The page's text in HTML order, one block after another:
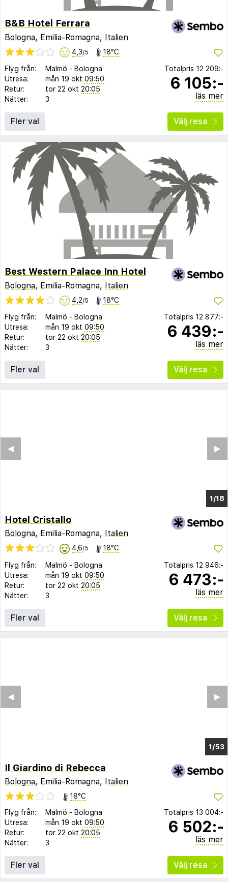
B&B Hotel Ferrara
Bologna, Emilia-Romagna, Italien
4,3/5 18°C
Flyg från: Malmö - Bologna
Utresa:
mån 19 okt 09:50
Retur:
tor 22 okt 20:05
Nätter:
3
Totalpris 12 209:-
6 105:-
läs mer
Fler val Välj resa
Best Western Palace Inn Hotel
Bologna, Emilia-Romagna, Italien
4,2/5 18°C
Flyg från: Malmö - Bologna
Utresa:
mån 19 okt 09:50
Retur:
tor 22 okt 20:05
Nätter:
3
Totalpris 12 877:-
6 439:-
läs mer
Fler val Välj resa
1/14
▶︎
◀︎
Hotel Cristallo
Bologna, Emilia-Romagna, Italien
4,6/5 18°C
Flyg från: Malmö - Bologna
Utresa:
mån 19 okt 09:50
Retur:
tor 22 okt 20:05
Nätter:
3
Totalpris 12 946:-
6 473:-
läs mer
Fler val Välj resa
1/49
▶︎
◀︎
Il Giardino di Rebecca
Bologna, Emilia-Romagna, Italien
18°C
Flyg från:
Malmö - Bologna
Utresa:
mån 19 okt 09:50
Retur:
tor 22 okt 20:05
Nätter:
3
Totalpris 13 004:-
6 502:-
läs mer
Fler val Välj resa